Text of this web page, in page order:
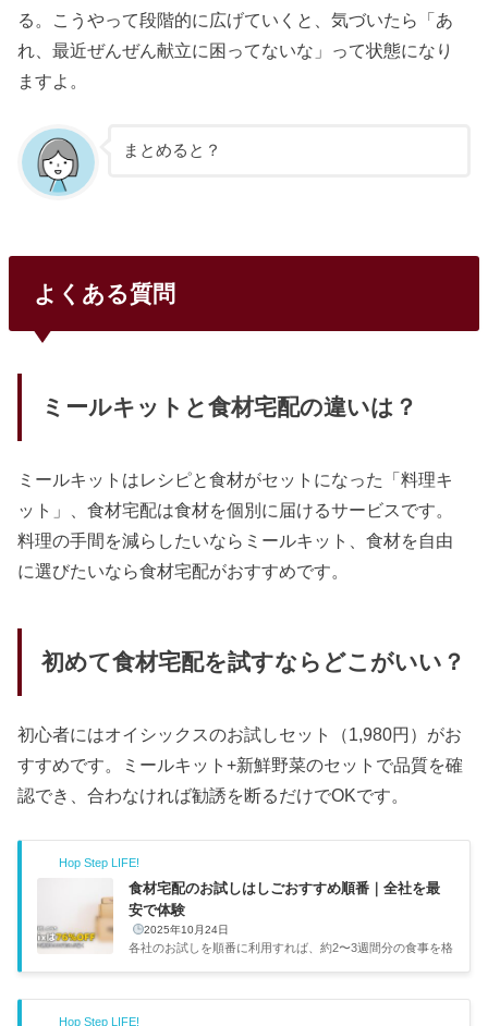
る。こうやって段階的に広げていくと、気づいたら「あ
れ、最近ぜんぜん献立に困ってないな」って状態になり
ますよ。
まとめると？
よくある質問
ミールキットと食材宅配の違いは？
ミールキットはレシピと食材がセットになった「料理キ
ット」、食材宅配は食材を個別に届けるサービスです。
料理の手間を減らしたいならミールキット、食材を自由
に選びたいなら食材宅配がおすすめです。
初めて食材宅配を試すならどこがいい？
初心者にはオイシックスのお試しセット（1,980円）がお
すすめです。ミールキット+新鮮野菜のセットで品質を確
認でき、合わなければ勧誘を断るだけでOKです。
Hop Step LIFE!
食材宅配のお試しはしごおすすめ順番｜全社を最
安で体験
2025年10月24日
各社のお試しを順番に利用すれば、約2〜3週間分の食事を格
お試し条件を調べ、実際にはしごした利用者の声も集めて、
ベストな順番をまとめました。お試しはしごがおすすめな理
Hop Step LIFE!